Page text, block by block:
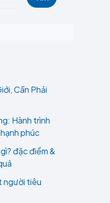
Cần Phải
Hành trình
phúc
đặc điểm &
người tiêu